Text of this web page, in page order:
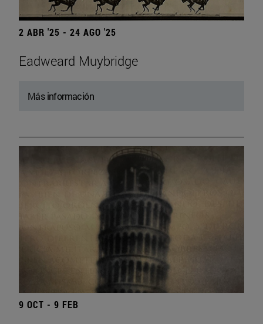
2 ABR '25 - 24 AGO '25
Eadweard Muybridge
Más información
9 OCT - 9 FEB